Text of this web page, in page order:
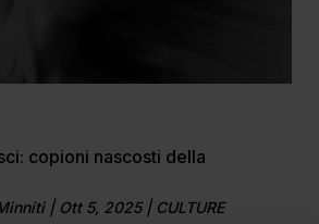
copioni nascosti della
| Ott 5, 2025| CULTURE